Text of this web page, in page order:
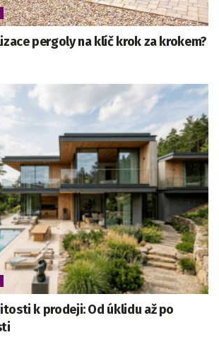
pergoly na klíč krok za krokem?
k prodeji: Od úklidu až po